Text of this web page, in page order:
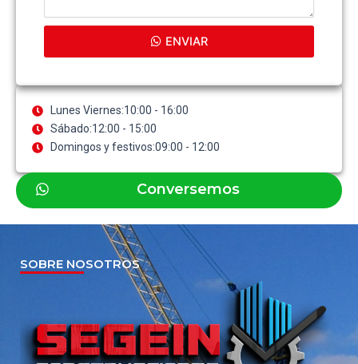
ENVIAR
Lunes Viernes:10:00 - 16:00
Sábado:12:00 - 15:00
Domingos y festivos:09:00 - 12:00
Conversemos
SOBRE NOSOTROS